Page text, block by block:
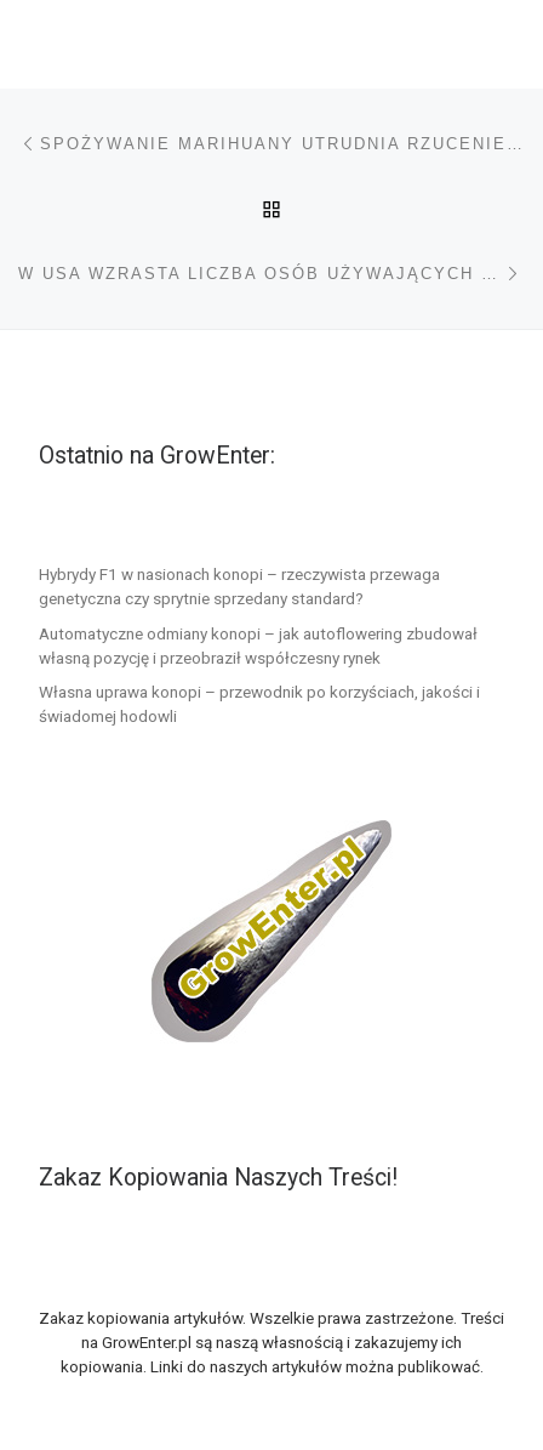
Nawigacja wpisu
Ostatnio na GrowEnter:
Hybrydy F1 w nasionach konopi – rzeczywista przewaga
genetyczna czy sprytnie sprzedany standard?
Automatyczne odmiany konopi – jak autoflowering zbudował
własną pozycję i przeobraził współczesny rynek
Własna uprawa konopi – przewodnik po korzyściach, jakości i
świadomej hodowli
Zakaz Kopiowania Naszych Treści!
Zakaz kopiowania artykułów. Wszelkie prawa zastrzeżone. Treści
na GrowEnter.pl są naszą własnością i zakazujemy ich
kopiowania. Linki do naszych artykułów można publikować.